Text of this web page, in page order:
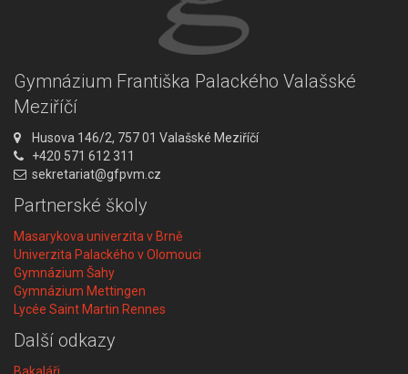
Gymnázium Františka Palackého Valašské
Meziříčí
A
d
r
s
Husova 146/2, 757 01 Valašské Meziříčí
T
e
e
+420 571 612 311
E
a
sekretariat@gfpvm.cz
Partnerské školy
Masarykova univerzita v Brně
Univerzita Palackého v Olomouci
Gymnázium Šahy
Gymnázium Mettingen
Lycée Saint Martin Rennes
Další odkazy